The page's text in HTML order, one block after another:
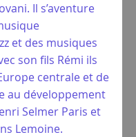
Il s’aventure
et des musiques
son fils Rémi ils
centrale et de
au développement
Selmer Paris et
Lemoine.